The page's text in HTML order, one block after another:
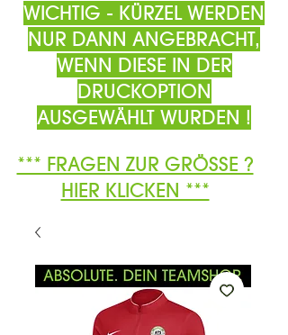
WICHTIG - KÜRZEL WERDEN
NUR DANN ANGEBRACHT,
WENN DIESE IN DER
DRUCKOPTION
AUSGEWÄHLT WURDEN !
*** FRAGEN ZUR GRÖSSE ?
HIER KLICKEN ***